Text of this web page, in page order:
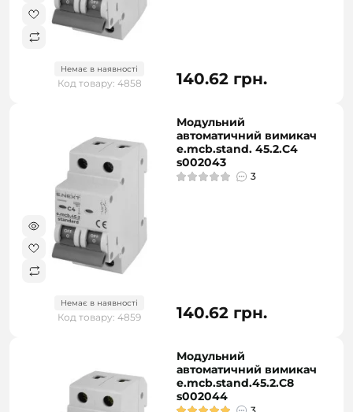
Немає в наявності
Код товару: 4858 140.62 грн.
Немає в наявності
Код товару: 4859
Модульний
автоматичний вимикач
e.mcb.stand. 45.2.C4
s002043
3
140.62 грн.
Модульний
автоматичний вимикач
e.mcb.stand.45.2.C8
s002044